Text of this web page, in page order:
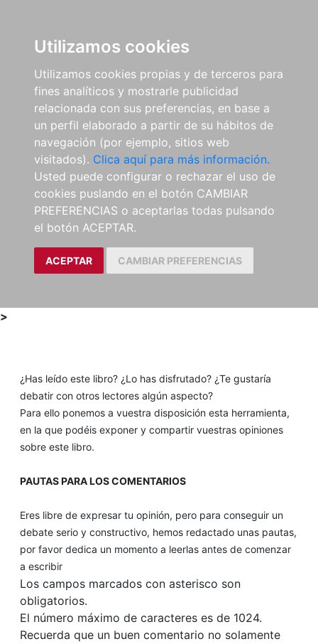
Utilizamos cookies
Utilizamos cookies propias y de terceros para
fines analíticos y mostrarle publicidad
relacionada con sus preferencias, en base a
un perfil elaborado a partir de su hábitos de
navegación (por ejemplo, sitios web
visitados). Clica aquí para más información.
Usted puede configurar o rechazar el uso de
cookies puslando en el botón CAMBIAR
PREFERENCIAS o aceptarlas todas pulsando
el botón ACEPTAR.
ACEPTAR CAMBIAR PREFERENCIAS
>
¿Has leído este libro? ¿Lo has disfrutado? ¿Te gustaría
debatir con otros lectores algún aspecto?
Para ello ponemos a vuestra disposición esta herramienta,
en la que podéis exponer y compartir vuestras opiniones
sobre este libro.
PAUTAS PARA LOS COMENTARIOS
Eres libre de expresar tu opinión, pero para conseguir un
debate serio y constructivo, hemos redactado unas pautas,
por favor dedica un momento a leerlas antes de comenzar
a escribir
Los campos marcados con asterisco son
obligatorios.
El número máximo de caracteres es de 1024.
Recuerda que un buen comentario no solamente